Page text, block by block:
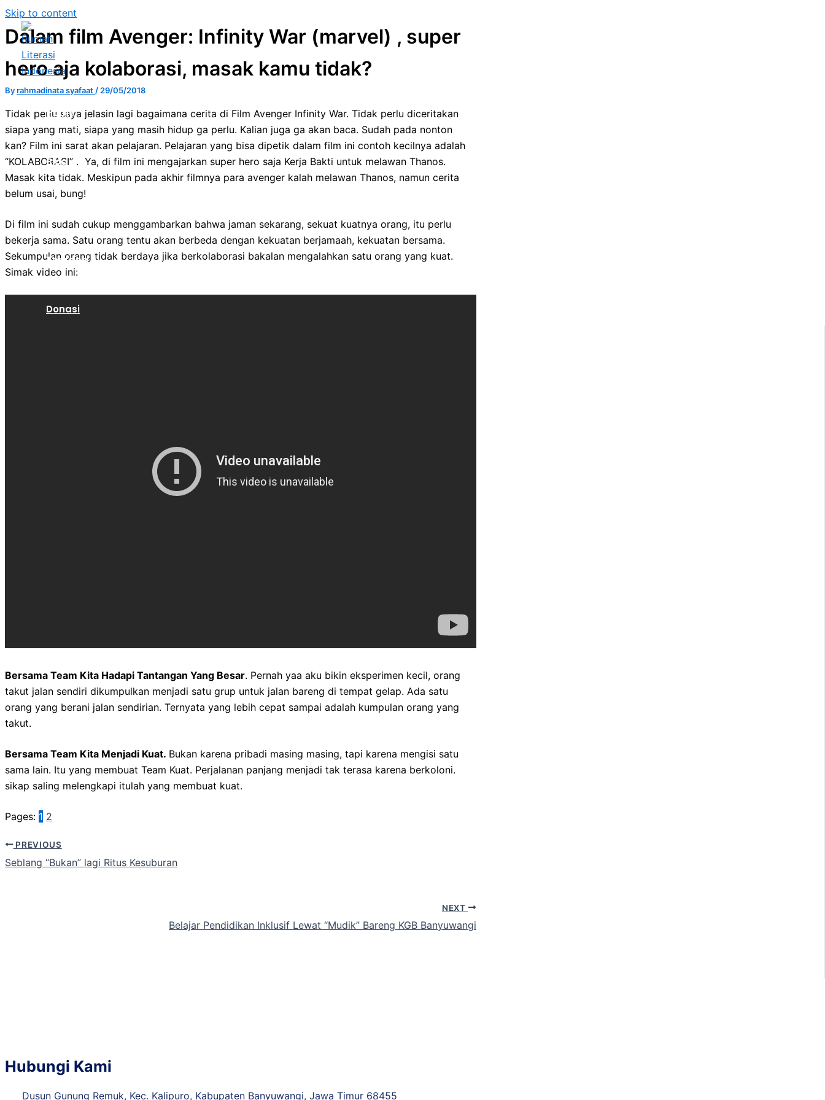
Skip to content
Home
Blog
Tentang
Donasi
Dalam film Avenger: Infinity War (marvel) , super
hero aja kolaborasi, masak kamu tidak?
Byrahmadinata syafaat / 29/05/2018
Tidak perlu saya jelasin lagi bagaimana cerita di Film Avenger Infinity War. Tidak perlu diceritakan
siapa yang mati, siapa yang masih hidup ga perlu. Kalian juga ga akan baca. Sudah pada nonton
kan? Film ini sarat akan pelajaran. Pelajaran yang bisa dipetik dalam film ini contoh kecilnya adalah
“KOLABORASI” . Ya, di film ini mengajarkan super hero saja Kerja Bakti untuk melawan Thanos.
Masak kita tidak. Meskipun pada akhir filmnya para avenger kalah melawan Thanos, namun cerita
belum usai, bung!
Di film ini sudah cukup menggambarkan bahwa jaman sekarang, sekuat kuatnya orang, itu perlu
bekerja sama. Satu orang tentu akan berbeda dengan kekuatan berjamaah, kekuatan bersama.
Sekumpulan orang tidak berdaya jika berkolaborasi bakalan mengalahkan satu orang yang kuat.
Simak video ini:
Bersama Team Kita Hadapi Tantangan Yang Besar. Pernah yaa aku bikin eksperimen kecil, orang
takut jalan sendiri dikumpulkan menjadi satu grup untuk jalan bareng di tempat gelap. Ada satu
orang yang berani jalan sendirian. Ternyata yang lebih cepat sampai adalah kumpulan orang yang
takut.
Bersama Team Kita Menjadi Kuat. Bukan karena pribadi masing masing, tapi karena mengisi satu
sama lain. Itu yang membuat Team Kuat. Perjalanan panjang menjadi tak terasa karena berkoloni.
sikap saling melengkapi itulah yang membuat kuat.
Pages: 1 2
PREVIOUS
Seblang “Bukan” lagi Ritus Kesuburan
NEXT
Belajar Pendidikan Inklusif Lewat “Mudik” Bareng KGB Banyuwangi
Hubungi Kami
Dusun Gunung Remuk, Kec. Kalipuro, Kabupaten Banyuwangi, Jawa Timur 68455